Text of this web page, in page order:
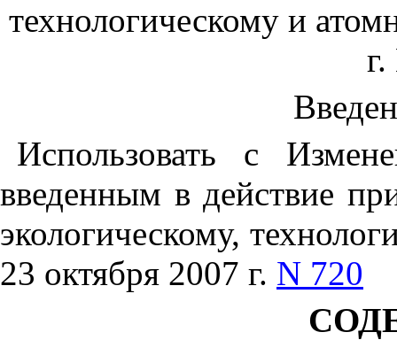
технологическому и
Использовать с
введенным в действие
экологическому,
23 октября 2007 г. N 720